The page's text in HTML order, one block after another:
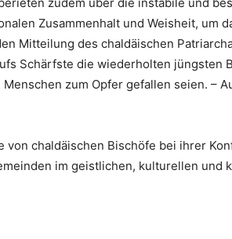
Zusammenhalt und Weisheit, um
Mitteilung des chaldäischen
Schärfste die wiederholten jüngsten
zum Opfer gefallen seien. –
von chaldäischen Bischöfe bei ihrer
im geistlichen, kulturellen und